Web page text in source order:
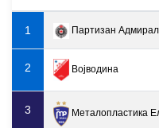
1 Партизан
2 Војводина
3 Металопластика